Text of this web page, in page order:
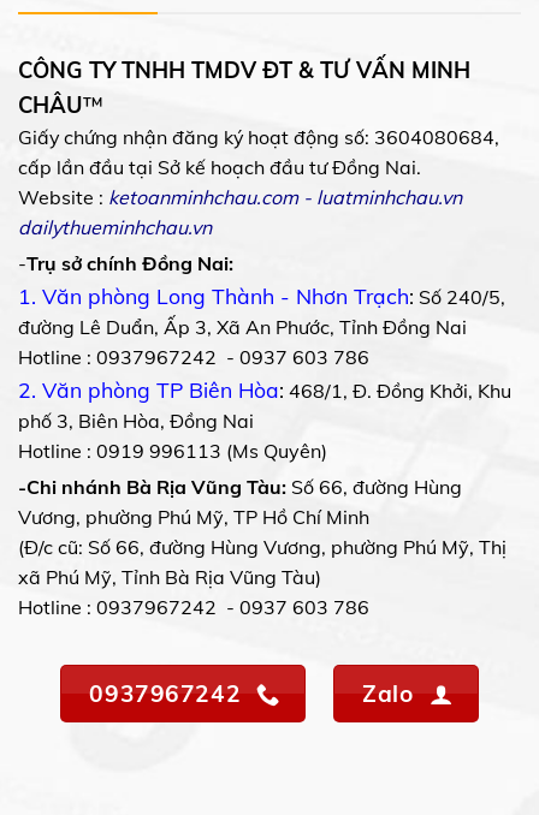
CÔNG TY TNHH TMDV ĐT & TƯ VẤN MINH
CHÂU™
Giấy chứng nhận đăng ký hoạt động số: 3604080684,
cấp lần đầu tại Sở kế hoạch đầu tư Đồng Nai.
Website : ketoanminhchau.com- luatminhchau.vn
dailythueminhchau.vn
-Trụ sở chính Đồng Nai:
1. Văn phòng Long Thành - Nhơn Trạch: Số 240/5,
đường Lê Duẩn, Ấp 3, Xã An Phước, Tỉnh Đồng Nai
Hotline : 0937967242 - 0937 603 786
2. Văn phòng TP Biên Hòa: 468/1, Đ. Đồng Khởi, Khu
phố 3, Biên Hòa, Đồng Nai
Hotline : 0919 996113 (Ms Quyên)
-Chi nhánh Bà Rịa Vũng Tàu: Số 66, đường Hùng
Vương, phường Phú Mỹ, TP Hồ Chí Minh
(Đ/c cũ: Số 66, đường Hùng Vương, phường Phú Mỹ, Thị
xã Phú Mỹ, Tỉnh Bà Rịa Vũng Tàu)
Hotline : 0937967242 - 0937 603 786
0937967242 Zalo